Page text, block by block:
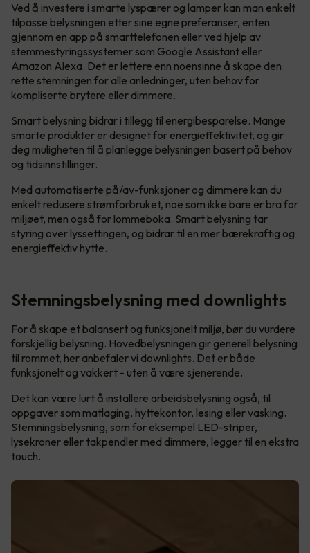
Ved å investere i smarte lyspærer og lamper kan man enkelt
tilpasse belysningen etter sine egne preferanser, enten
gjennom en app på smarttelefonen eller ved hjelp av
stemmestyringssystemer som Google Assistant eller
Amazon Alexa. Det er lettere enn noensinne å skape den
rette stemningen for alle anledninger, uten behov for
kompliserte brytere eller dimmere.
Smart belysning bidrar i tillegg til energibesparelse. Mange
smarte produkter er designet for energieffektivitet, og gir
deg muligheten til å planlegge belysningen basert på behov
og tidsinnstillinger.
Med automatiserte på/av-funksjoner og dimmere kan du
enkelt redusere strømforbruket, noe som ikke bare er bra for
miljøet, men også for lommeboka. Smart belysning tar
styring over lyssettingen, og bidrar til en mer bærekraftig og
energieffektiv hytte.
Stemningsbelysning med downlights
For å skape et balansert og funksjonelt miljø, bør du vurdere
forskjellig belysning. Hovedbelysningen gir generell belysning
til rommet, her anbefaler vi downlights. Det er både
funksjonelt og vakkert - uten å være sjenerende.
Det kan være lurt å installere arbeidsbelysning også, til
oppgaver som matlaging, hyttekontor, lesing eller vasking.
Stemningsbelysning, som for eksempel LED-striper,
lysekroner eller takpendler med dimmere, legger til en ekstra
touch.